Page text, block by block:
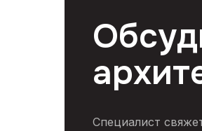
Специалист